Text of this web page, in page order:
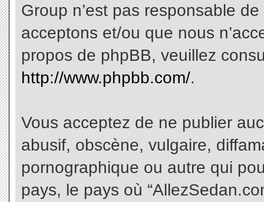
Group n’est pas responsable
acceptons et/ou que nous
propos de phpBB, veuillez
http://www.phpbb.com/.
Vous acceptez de ne publier
abusif, obscène, vulgaire,
pornographique ou autre qui
pays, le pays où